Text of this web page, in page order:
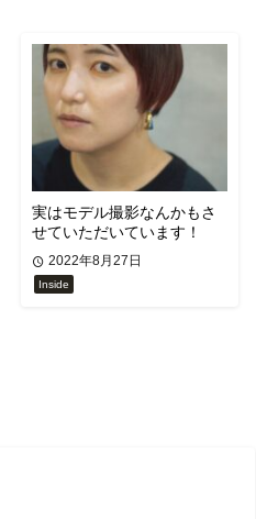
実はモデル撮影なんかもさ
せていただいています！
2022年8月27日
Inside